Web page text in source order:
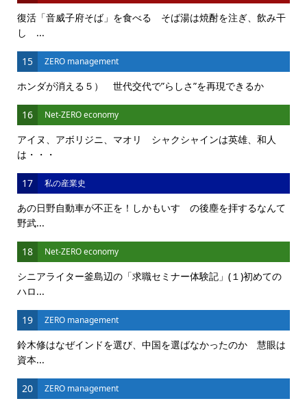
復活「音威子府そば」を食べる そば湯は焼酎を注ぎ、飲み干
し ...
15 ZERO management
ホンダが消える５） 世代交代で”らしさ”を再現できるか
16 Net-ZERO economy
アイヌ、アボリジニ、マオリ シャクシャインは英雄、和人
は・・・
17 私の産業史
あの日野自動車が不正を！しかもいすゞの後塵を拝するなんて
野武...
18 Net-ZERO economy
シニアライター釜島辺の「求職セミナー体験記」(１)初めての
ハロ...
19 ZERO management
鈴木修はなぜインドを選び、中国を選ばなかったのか 慧眼は
資本...
20 ZERO management